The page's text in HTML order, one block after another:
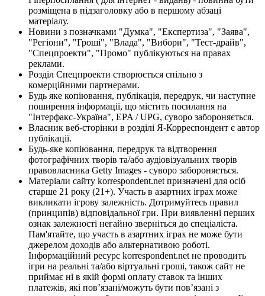
розміщена в підзаголовку або в першому абзаці
матеріалу.
Новини з позначками "Думка", "Експертиза", "Заява",
"Регіони", "Гроші", "Влада", "Вибори", "Тест-драйв",
"Спецпроекти", "Промо" публікуються на правах
реклами.
Розділ Спецпроекти створюється спільно з
комерційними партнерами.
Будь яке копіювання, публікація, передрук, чи наступне
поширення інформації, що містить посилання на
"Інтерфакс-Україна", EPA / UPG, суворо забороняється.
Власник веб-сторінки в розділі Я-Корреспондент є автор
публікації.
Будь-яке копіювання, передрук та відтворення
фотографічних творів та/або аудіовізуальних творів
правовласника Getty Images - суворо забороняється.
Матеріали сайту korrespondent.net призначені для осіб
старше 21 року (21+). Участь в азартних іграх може
викликати ігрову залежність. Дотримуйтесь правил
(принципів) відповідальної гри. При виявленні перших
ознак залежності негайно зверніться до спеціаліста.
Пам'ятайте, що участь в азартних іграх не може бути
джерелом доходів або альтернативою роботі.
Інформаційний ресурс korrespondent.net не проводить
ігри на реальні та/або віртуальні гроші, також сайт не
приймає ні в якій формі оплату ставок та інших
платежів, які пов’язані/можуть бути пов’язані з